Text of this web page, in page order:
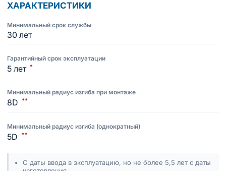
ХАРАКТЕРИСТИКИ
Минимальный срок службы
30 лет
Гарантийный срок эксплуатации
5 лет *
Минимальный радиус изгиба при монтаже
8D **
Минимальный радиус изгиба (однократный)
5D **
С даты ввода в эксплуатацию, но не более 5,5 лет с даты